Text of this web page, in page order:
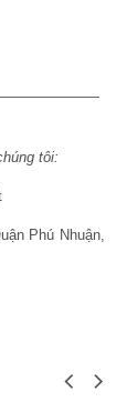
tôi:
Phú Nhuận,